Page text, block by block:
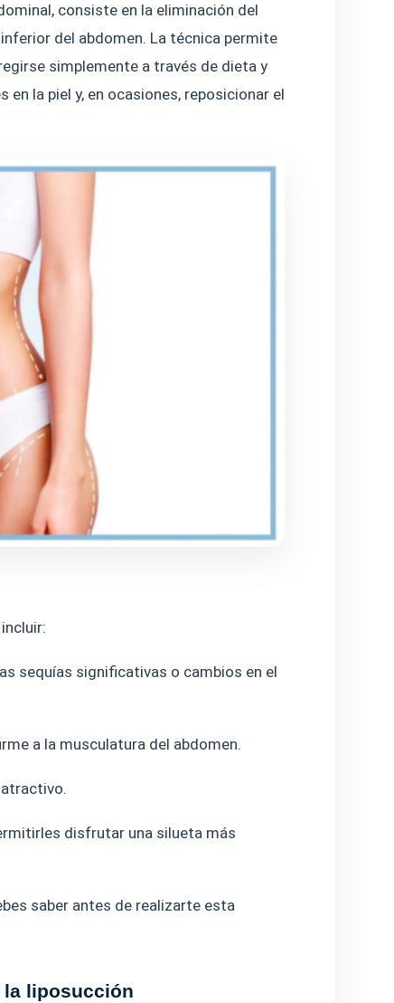
consiste en la eliminación del
del abdomen. La técnica permite
simplemente a través de dieta y
la piel y, en ocasiones, reposicionar el
sequías significativas o cambios en el
a la musculatura del abdomen.
disfrutar una silueta más
saber antes de realizarte esta
la liposucción